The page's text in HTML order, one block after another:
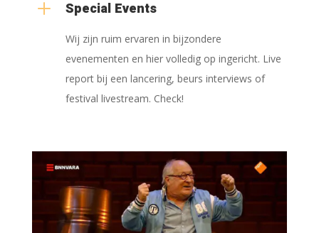
L Special Events
Wij zijn ruim ervaren in bijzondere
evenementen en hier volledig op ingericht. Live
report bij een lancering, beurs interviews of
festival livestream. Check!